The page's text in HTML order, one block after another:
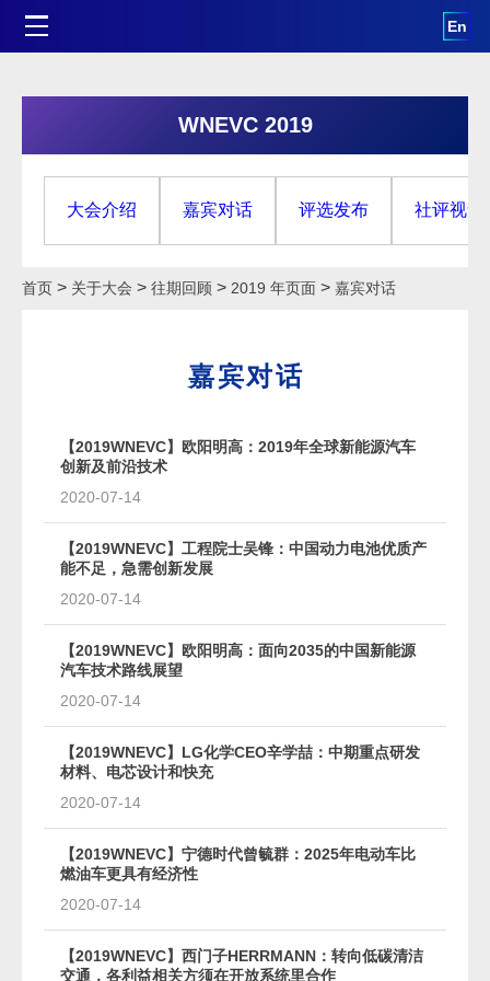
En
WNEVC 2019
大会介绍 嘉宾对话 评选发布 社评视角
首页 > 关于大会 > 往期回顾 > 2019 年页面 > 嘉宾对话
嘉宾对话
【2019WNEVC】欧阳明高：2019年全球新能源汽车
创新及前沿技术
2020-07-14
【2019WNEVC】工程院士吴锋：中国动力电池优质产
能不足，急需创新发展
2020-07-14
【2019WNEVC】欧阳明高：面向2035的中国新能源
汽车技术路线展望
2020-07-14
【2019WNEVC】LG化学CEO辛学喆：中期重点研发
材料、电芯设计和快充
2020-07-14
【2019WNEVC】宁德时代曾毓群：2025年电动车比
燃油车更具有经济性
2020-07-14
【2019WNEVC】西门子HERRMANN：转向低碳清洁
交通，各利益相关方须在开放系统里合作